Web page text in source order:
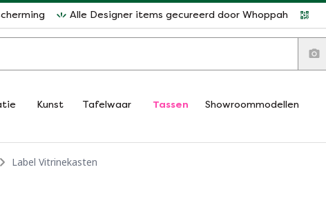
Alle Designer items gecureerd door Whoppah
Kunst Tafelwaar Tassen Showroommodellen
Label Vitrinekasten